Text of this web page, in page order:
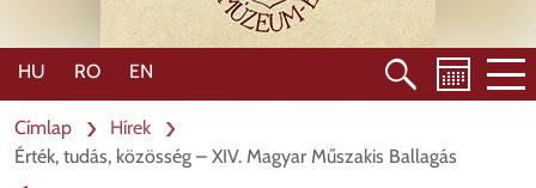
HU RO EN
Címlap
Hírek
Érték, tudás, közösség – XIV. Magyar Műszakis Ballagás